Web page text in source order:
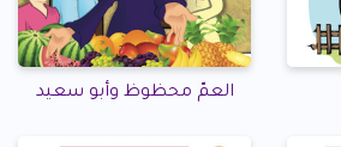
العمّ محظوظ وأبو سعيد